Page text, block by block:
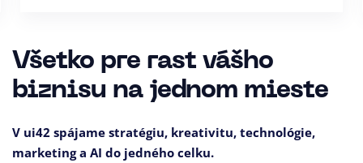
Všetko pre rast vášho
biznisu na jednom mieste
V ui42 spájame stratégiu, kreativitu, technológie,
marketing a AI do jedného celku.